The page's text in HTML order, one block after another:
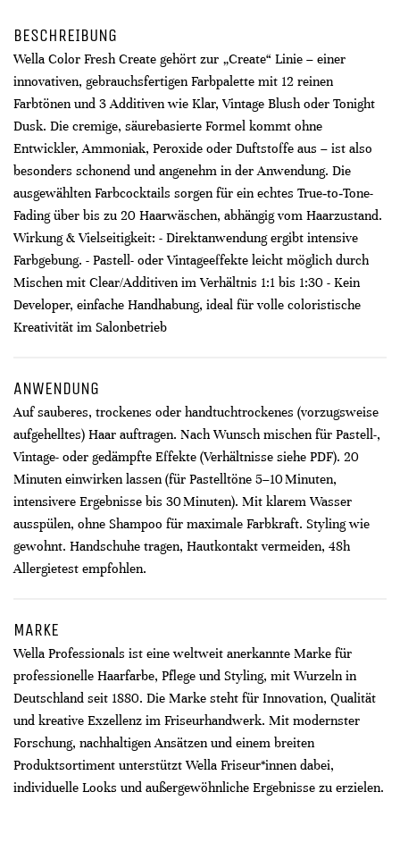
BESCHREIBUNG
Wella Color Fresh Create gehört zur „Create“ Linie – einer
innovativen, gebrauchsfertigen Farbpalette mit 12 reinen
Farbtönen und 3 Additiven wie Klar, Vintage Blush oder Tonight
Dusk. Die cremige, säurebasierte Formel kommt ohne
Entwickler, Ammoniak, Peroxide oder Duftstoffe aus – ist also
besonders schonend und angenehm in der Anwendung. Die
ausgewählten Farbcocktails sorgen für ein echtes True‑to‑Tone-
Fading über bis zu 20 Haarwäschen, abhängig vom Haarzustand.
Wirkung & Vielseitigkeit: - Direktanwendung ergibt intensive
Farbgebung. - Pastell- oder Vintageeffekte leicht möglich durch
Mischen mit Clear/Additiven im Verhältnis 1:1 bis 1:30 - Kein
Developer, einfache Handhabung, ideal für volle coloristische
Kreativität im Salonbetrieb
ANWENDUNG
Auf sauberes, trockenes oder handtuchtrockenes (vorzugsweise
aufgehelltes) Haar auftragen. Nach Wunsch mischen für Pastell-,
Vintage- oder gedämpfte Effekte (Verhältnisse siehe PDF). 20
Minuten einwirken lassen (für Pastelltöne 5–10 Minuten,
intensivere Ergebnisse bis 30 Minuten). Mit klarem Wasser
ausspülen, ohne Shampoo für maximale Farbkraft. Styling wie
gewohnt. Handschuhe tragen, Hautkontakt vermeiden, 48h
Allergietest empfohlen.
MARKE
Wella Professionals ist eine weltweit anerkannte Marke für
professionelle Haarfarbe, Pflege und Styling, mit Wurzeln in
Deutschland seit 1880. Die Marke steht für Innovation, Qualität
und kreative Exzellenz im Friseurhandwerk. Mit modernster
Forschung, nachhaltigen Ansätzen und einem breiten
Produktsortiment unterstützt Wella Friseur*innen dabei,
individuelle Looks und außergewöhnliche Ergebnisse zu erzielen.